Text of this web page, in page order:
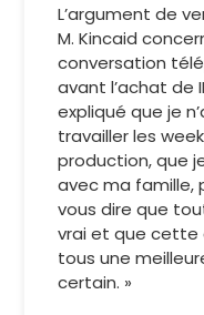
L’argument de
M. Kincaid
conversation
avant l’achat de
expliqué que je
travailler les
production, que
avec ma famille,
vous dire que
vrai et que cette
tous une
certain. »